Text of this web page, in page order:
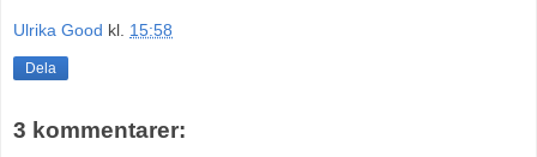
Ulrika Good kl. 15:58
Dela
3 kommentarer: